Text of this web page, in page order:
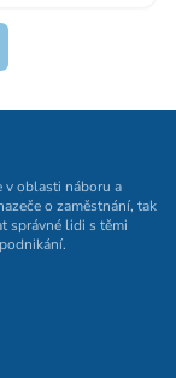
v oblasti náboru a
o zaměstnání, tak
správné lidi s těmi